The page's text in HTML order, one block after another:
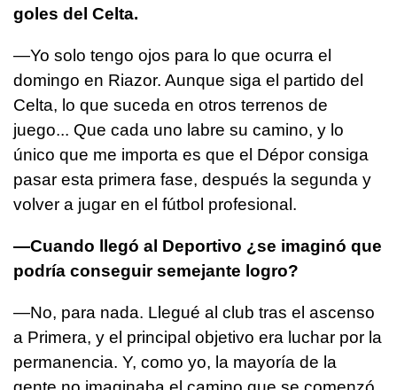
goles del Celta.
—Yo solo tengo ojos para lo que ocurra el
domingo en Riazor. Aunque siga el partido del
Celta, lo que suceda en otros terrenos de
juego... Que cada uno labre su camino, y lo
único que me importa es que el Dépor consiga
pasar esta primera fase, después la segunda y
volver a jugar en el fútbol profesional.
—Cuando llegó al Deportivo ¿se imaginó que
podría conseguir semejante logro?
—No, para nada. Llegué al club tras el ascenso
a Primera, y el principal objetivo era luchar por la
permanencia. Y, como yo, la mayoría de la